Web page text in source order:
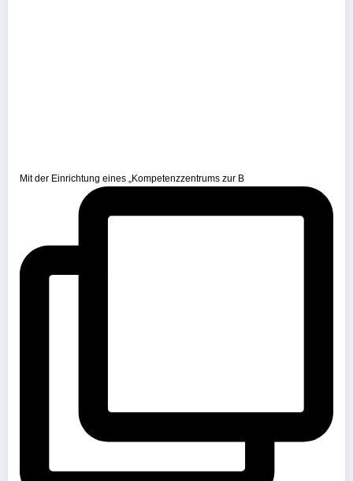
Mit der Einrichtung eines „Kompetenzzentrums zur B